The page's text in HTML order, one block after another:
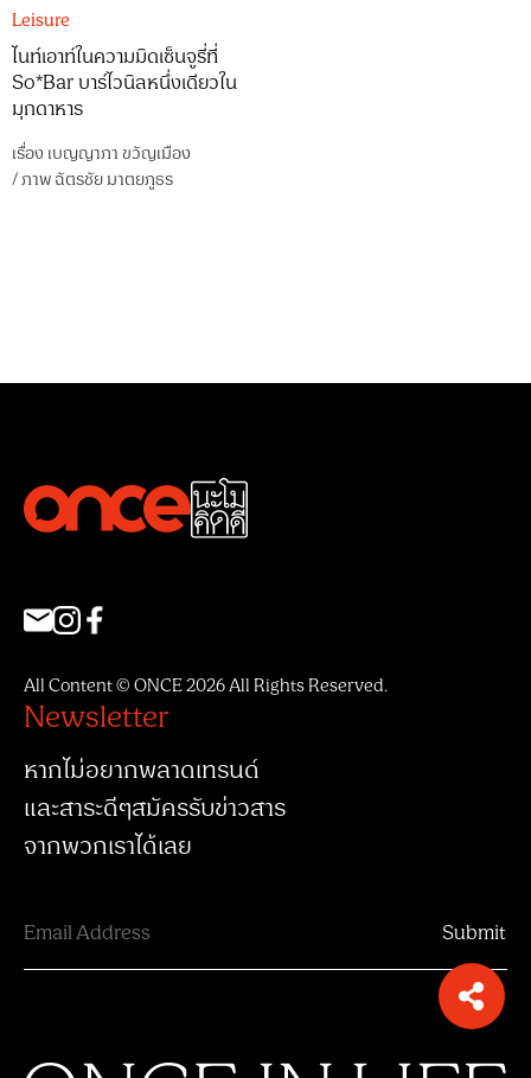
Leisure
ไนท์เอาท์ในความมิดเซ็นจูรี่ที่
So*Bar บาร์ไวนิลหนึ่งเดียวใน
มุกดาหาร
เรื่อง เบญญาภา ขวัญเมือง
/ภาพฉัตรชัย มาตยภูธร
All Content © ONCE 2026 All Rights Reserved.
Newsletter
หากไม่อยากพลาดเทรนด์
และสาระดีๆสมัครรับข่าวสาร
จากพวกเราได้เลย